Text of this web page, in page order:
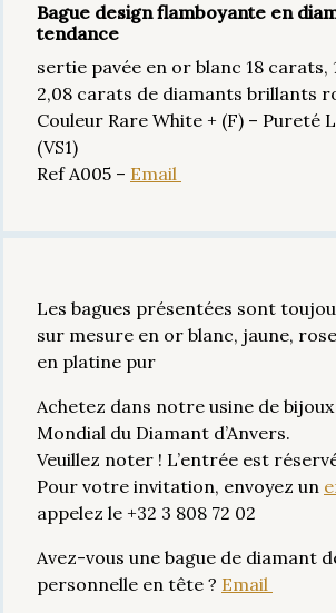
Bague design flamboyante en
tendance
sertie pavée en or blanc 18 carats,
2,08 carats de diamants brillants
Couleur Rare White + (F) – Pureté
(VS1)
Ref A005 – Email
Les bagues présentées sont
sur mesure en or blanc, jaune,
en platine pur
Achetez dans notre usine de
Mondial du Diamant d’Anvers.
Veuillez noter ! L’entrée est
Pour votre invitation, envoyez un
appelez le +32 3 808 72 02
Avez-vous une bague de diamant
personnelle en tête ? Email